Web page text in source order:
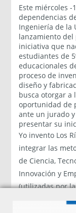
Este miércoles -
dependencias
Ingeniería de la
lanzamiento del
iniciativa que
estudiantes de
educacionales
proceso de
diseño y
busca otorgar a
oportunidad de
ante un jurado
presentar su
Yo invento Los
integrar las
de Ciencia,
Innovación y
(utilizadas por
ingeniería) ​en